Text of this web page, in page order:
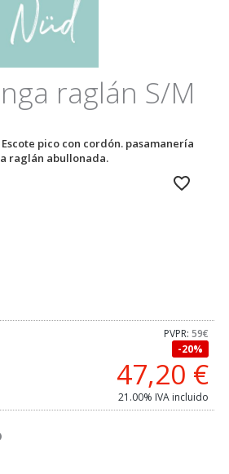
raglán S/M
pico con cordón. pasamanería
raglán abullonada.
PVPR:59€
20%
47,20 €
21.00% IVA incluido